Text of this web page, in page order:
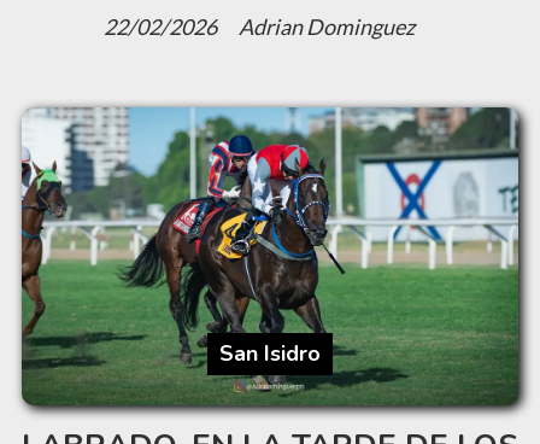
Adrian Dominguez
22/02/2026
San Isidro